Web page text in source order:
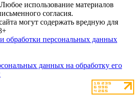
использование материалов
согласия.
могут содержать вредную для
обработки персональных данных
данных на обработку его